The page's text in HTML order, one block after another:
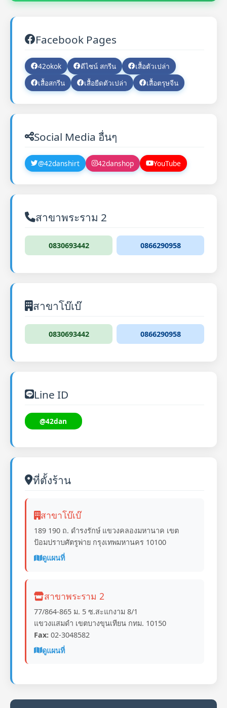
Facebook Pages
42okok ดีไซน์ สกรีน
เสื้อตัวเปล่า
เสื้อสกรีน
เสื้อยืดตัวเปล่า เสื้อตรุษจีน
Social Media อื่นๆ
@42danshirt 42danshop YouTube
สาขาพระราม 2
0830693442 0866290958
สาขาโบ๊เบ๊
0830693442 0866290958
Line ID
@42dan
ที่ตั้งร้าน
สาขาโบ๊เบ๊
189 190 ถ. ดำรงรักษ์ แขวงคลองมหานาค เขต
ป้อมปราบศัตรูพ่าย กรุงเทพมหานคร 10100
ดูแผนที่
สาขาพระราม 2
77/864-865 ม. 5 ซ.สะแกงาม 8/1
แขวงแสมดำ เขตบางขุนเทียน กทม. 10150
Fax: 02-3048582
ดูแผนที่